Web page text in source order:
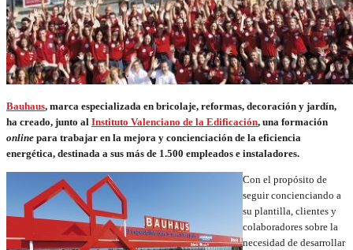
Bauhaus, marca especializada en bricolaje, reformas, decoración y jardín,
ha creado, junto al Instituto Valenciano de la Edificación, una formación
online para trabajar en la mejora y concienciación de la eficiencia
energética, destinada a sus más de 1.500 empleados e instaladores.
Con el propósito de
seguir concienciando a
su plantilla, clientes y
colaboradores sobre la
necesidad de desarrollar